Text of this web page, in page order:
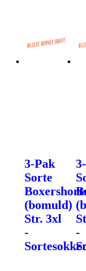
3-Pak
Sorte
(bomuld)
Str. 3xl
-
-